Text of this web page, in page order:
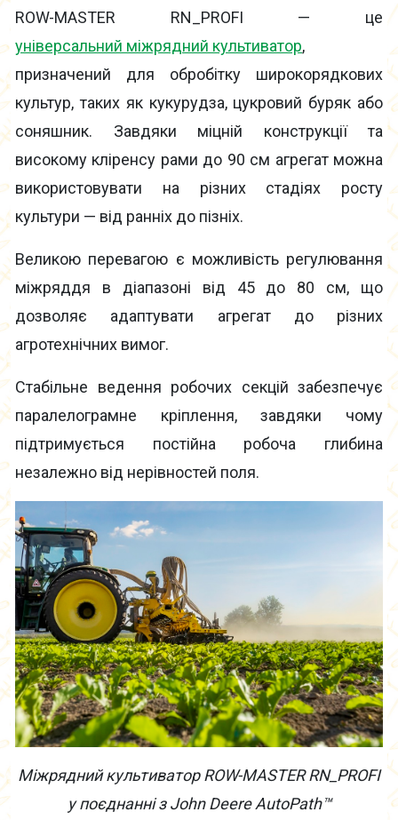
ROW-MASTER RN_PROFI — це
універсальний міжрядний культиватор,
призначений для обробітку широкорядкових
культур, таких як кукурудза, цукровий буряк або
соняшник. Завдяки міцній конструкції та
високому кліренсу рами до 90 см агрегат можна
використовувати на різних стадіях росту
культури — від ранніх до пізніх.
Великою перевагою є можливість регулювання
міжряддя в діапазоні від 45 до 80 см, що
дозволяє адаптувати агрегат до різних
агротехнічних вимог.
Стабільне ведення робочих секцій забезпечує
паралелограмне кріплення, завдяки чому
підтримується постійна робоча глибина
незалежно від нерівностей поля.
Міжрядний культиватор ROW-MASTER RN_PROFI
у поєднанні з John Deere AutoPath™